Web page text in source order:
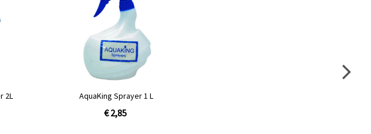
2L AquaKing Sprayer 1 L
€ 2,85